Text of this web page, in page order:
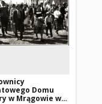
Domu
w Mrągowie w